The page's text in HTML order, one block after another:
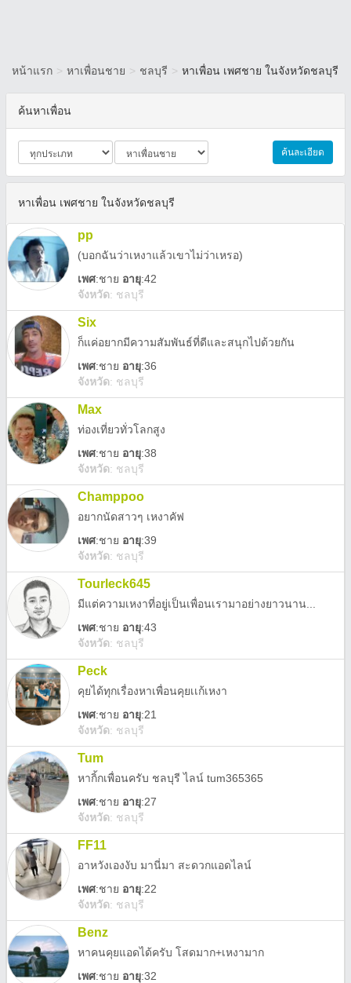
หน้าแรก > หาเพื่อนชาย > ชลบุรี > หาเพื่อน เพศชาย ในจังหวัดชลบุรี
ค้นหาเพื่อน
ค้นละเอียด
หาเพื่อน เพศชาย ในจังหวัดชลบุรี
pp
(บอกฉันว่าเหงาแล้วเขาไม่ว่าเหรอ)
เพศ:ชาย อายุ:42
จังหวัด: ชลบุรี
Six
ก็แค่อยากมีความสัมพันธ์ที่ดีและสนุกไปด้วยกัน
เพศ:ชาย อายุ:36
จังหวัด: ชลบุรี
Max
ท่องเที่ยวทั่วโลกสูง
เพศ:ชาย อายุ:38
จังหวัด: ชลบุรี
Champpoo
อยาก​นัดสาวๆ​ เหงาคัฟ
เพศ:ชาย อายุ:39
จังหวัด: ชลบุรี
Tourleck645
มีแต่ความเหงาที่อยู่เป็นเพื่อนเรามาอย่างยาวนาน...
เพศ:ชาย อายุ:43
จังหวัด: ชลบุรี
Peck
คุยได้ทุกเรื่องหาเพื่อนคุยเเก้เหงา
เพศ:ชาย อายุ:21
จังหวัด: ชลบุรี
Tum
หากิ้กเพื่อนครับ ชลบุรี ไลน์ tum365365
เพศ:ชาย อายุ:27
จังหวัด: ชลบุรี
FF11
อาหวังเองงับ มานี่มา สะดวกแอดไลน์
เพศ:ชาย อายุ:22
จังหวัด: ชลบุรี
Benz
หาคนคุยแอดได้ครับ โสดมาก+เหงามาก
เพศ:ชาย อายุ:32